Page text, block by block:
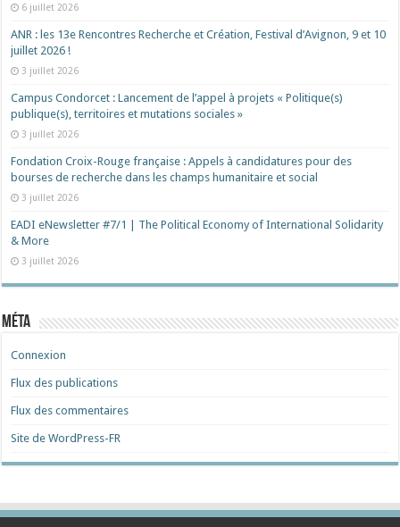
6 juillet 2026
ANR : les 13e Rencontres Recherche et Création, Festival d’Avignon, 9 et 10
juillet 2026 !
3 juillet 2026
Campus Condorcet : Lancement de l’appel à projets « Politique(s)
publique(s), territoires et mutations sociales »
3 juillet 2026
Fondation Croix-Rouge française : Appels à candidatures pour des
bourses de recherche dans les champs humanitaire et social
3 juillet 2026
EADI eNewsletter #7/1 | The Political Economy of International Solidarity
& More
3 juillet 2026
Méta
Connexion
Flux des publications
Flux des commentaires
Site de WordPress-FR